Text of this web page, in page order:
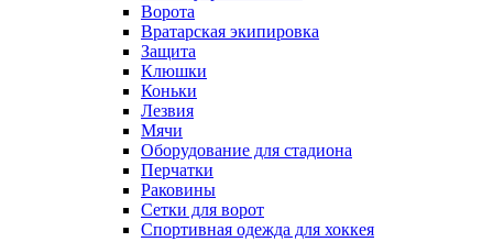
Ворота
Вратарская экипировка
Защита
Клюшки
Коньки
Лезвия
Мячи
Оборудование для стадиона
Перчатки
Раковины
Сетки для ворот
Спортивная одежда для хоккея